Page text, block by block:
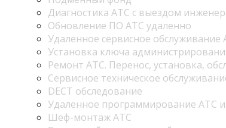
Диагностика АТС с выездом
Обновление ПО АТС удаленно
Удаленное сервисное обслуживание
Установка ключа
Ремонт АТС. Перенос, установка,
Сервисное техническое
DECT обследование
Удаленное программирование АТС и
Шеф-монтаж АТС